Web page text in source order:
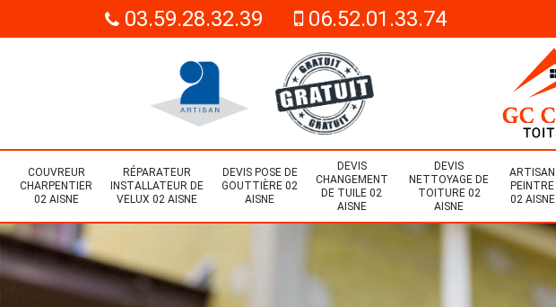
03.59.28.32.39 06.52.01.33.74
COUVREUR
CHARPENTIER
02 AISNE
RÉPARATEUR
INSTALLATEUR DE
VELUX 02 AISNE
DEVIS POSE DE
GOUTTIÈRE 02
AISNE
DEVIS
CHANGEMENT
DE TUILE 02
AISNE
DEVIS
NETTOYAGE DE
TOITURE 02
AISNE
ARTISAN
PEINTRE
02 AISNE